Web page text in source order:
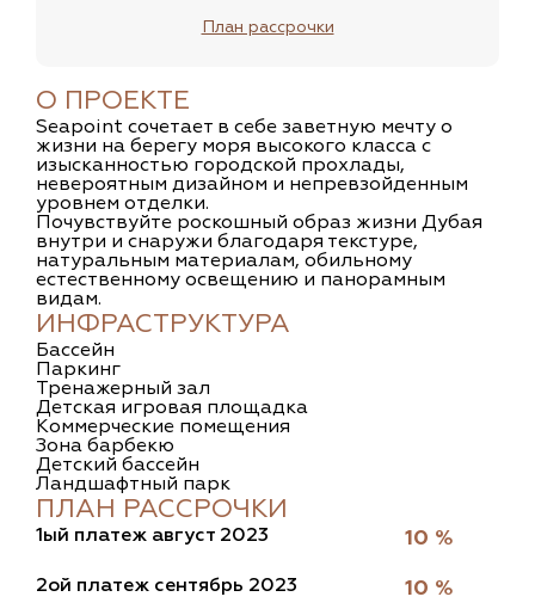
О ПРОЕКТЕ
Seapoint сочетает в себе заветную мечту о
жизни на берегу моря высокого класса с
изысканностью городской прохлады,
невероятным дизайном и непревзойденным
уровнем отделки.
Почувствуйте роскошный образ жизни Дубая
внутри и снаружи благодаря текстуре,
натуральным материалам, обильному
естественному освещению и панорамным
видам.
ИНФРАСТРУКТУРА
Бассейн
Паркинг
Тренажерный зал
Детская игровая площадка
Коммерческие помещения
Зона барбекю
Детский бассейн
Ландшафтный парк
ПЛАН РАССРОЧКИ
1ый платеж август 2023 10 %
2ой платеж сентябрь 2023 10 %
План рассрочки